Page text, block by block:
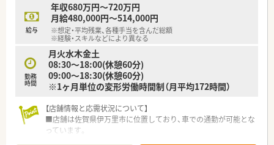
【想定される業務内容】
■近隣の医療機関から発行される小児科や泌尿器科、内科などの
幅広い科目の処方箋に基づき、正確かつ迅速な調剤業務を行いま
■調剤されたお薬の正確な監査業務を通じて、患者様に安全にお
薬をお渡しするための最終確認を責任を持って実施いたしま
す。
■小さいお子様からご高齢の方まで幅広い年代の患者様に対し
【想定されるモデル年収】
■これまでの調剤経験を最大限に評価し、入社時の理論年収は
給与
年収680万円～720万円
月給480,000円～514,000円
※想定・平均残業、各種手当を含んだ総額
※経験・スキルなどにより異なる
勤務
時間
月火水木金土
08:30～18:00(休憩60分)
09:00～18:30(休憩60分)
※1ヶ月単位の変形労働時間制（月平均172時間）
【店舗情報と応需状況について】
■店舗は佐賀県伊万里市に位置しており、車での通勤が可能とな
っています。